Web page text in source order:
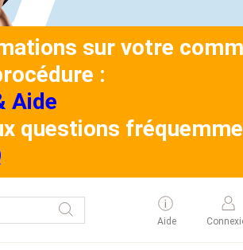
sur votre
:
Aide
questions
Aide